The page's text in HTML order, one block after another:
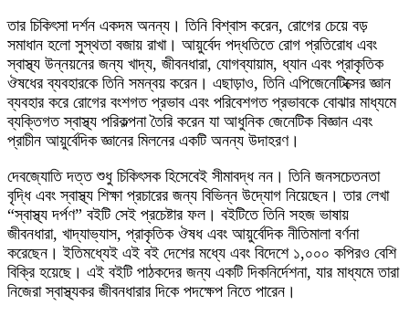
তার চিকিৎসা দর্শন একদম অনন্য। তিনি বিশ্বাস করেন, রোগের চেয়ে বড়
সমাধান হলো সুস্থতা বজায় রাখা। আয়ুর্বেদ পদ্ধতিতে রোগ প্রতিরোধ এবং
স্বাস্থ্য উন্নয়নের জন্য খাদ্য, জীবনধারা, যোগব্যায়াম, ধ্যান এবং প্রাকৃতিক
ঔষধের ব্যবহারকে তিনি সমন্বয় করেন। এছাড়াও, তিনি এপিজেনেটিক্সের জ্ঞান
ব্যবহার করে রোগের বংশগত প্রভাব এবং পরিবেশগত প্রভাবকে বোঝার মাধ্যমে
ব্যক্তিগত স্বাস্থ্য পরিকল্পনা তৈরি করেন যা আধুনিক জেনেটিক বিজ্ঞান এবং
প্রাচীন আয়ুর্বেদিক জ্ঞানের মিলনের একটি অনন্য উদাহরণ।
দেবজ্যোতি দত্ত শুধু চিকিৎসক হিসেবেই সীমাবদ্ধ নন। তিনি জনসচেতনতা
বৃদ্ধি এবং স্বাস্থ্য শিক্ষা প্রচারের জন্য বিভিন্ন উদ্যোগ নিয়েছেন। তার লেখা
“স্বাস্থ্য দর্পণ” বইটি সেই প্রচেষ্টার ফল। বইটিতে তিনি সহজ ভাষায়
জীবনধারা, খাদ্যাভ্যাস, প্রাকৃতিক ঔষধ এবং আয়ুর্বেদিক নীতিমালা বর্ণনা
করেছেন। ইতিমধ্যেই এই বই দেশের মধ্যে এবং বিদেশে ১,০০০ কপিরও বেশি
বিক্রি হয়েছে। এই বইটি পাঠকদের জন্য একটি দিকনির্দেশনা, যার মাধ্যমে তারা
নিজেরা স্বাস্থ্যকর জীবনধারার দিকে পদক্ষেপ নিতে পারেন।